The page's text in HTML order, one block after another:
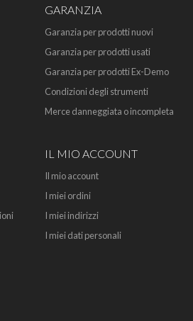
GARANZIA
Garanzia per prodotti nuovi
Garanzia per prodotti usati
Garanzia per prodotti Ex-Demo
Condizioni degli strumenti
Merce danneggiata o incompleta
IL MIO ACCOUNT
Il mio account
I miei ordini
I miei indirizzi
I miei dati personali